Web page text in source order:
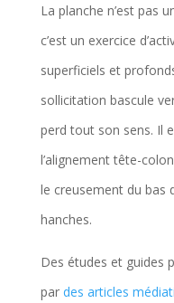
La planche n’est pas
c’est un exercice
superficiels et
sollicitation bascule
perd tout son sens. Il
l’alignement tête-
le creusement du bas
hanches.
Des études et guides
par des articles